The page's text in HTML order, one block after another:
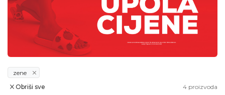
zene
4 proizvoda
Obriši sve